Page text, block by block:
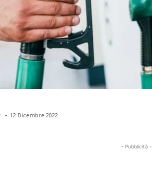
- 12 Dicembre 2022
- Pubblicità -